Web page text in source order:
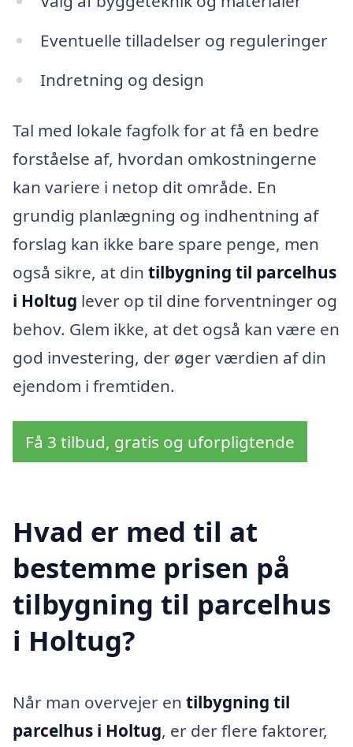
Eventuelle tilladelser og reguleringer
Indretning og design
Tal med lokale fagfolk for at få en bedre
forståelse af, hvordan omkostningerne
kan variere i netop dit område. En
grundig planlægning og indhentning af
forslag kan ikke bare spare penge, men
også sikre, at din tilbygning til parcelhus
i Holtug lever op til dine forventninger og
behov. Glem ikke, at det også kan være en
god investering, der øger værdien af din
ejendom i fremtiden.
Få 3 tilbud, gratis og uforpligtende
Hvad er med til at
bestemme prisen på
tilbygning til parcelhus
i Holtug?
Når man overvejer en tilbygning til
parcelhus i Holtug, er der flere faktorer,